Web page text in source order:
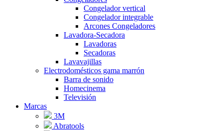
Congelador vertical
Congelador integrable
Arcones Congeladores
Lavadora-Secadora
Lavadoras
Secadoras
Lavavajillas
Electrodomésticos gama marrón
Barra de sonido
Homecinema
Televisión
Marcas
3M
Abratools